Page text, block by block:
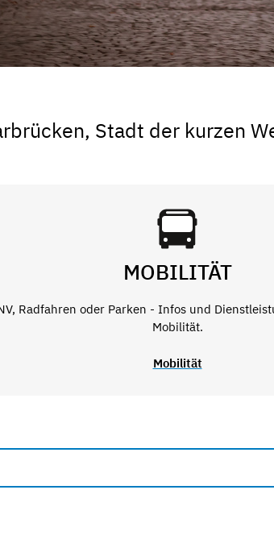
Stadt der kurzen
MOBILITÄT
Radfahren oder Parken - Infos und
Mobilität.
Mobilität